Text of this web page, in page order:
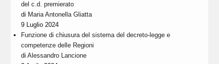
del c.d. premierato
di Maria Antonella Gliatta
9 Luglio 2024
Funzione di chiusura del sistema del decreto-legge e
competenze delle Regioni
diAlessandro Lancione